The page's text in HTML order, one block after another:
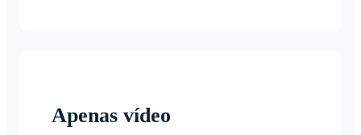
Apenas vídeo